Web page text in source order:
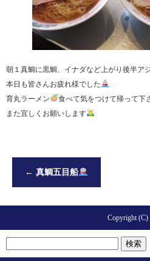
朝１真鯛に黒鯛、イナダなど上がり後半ア
本日も皆さんお疲れ様でした
育丸ラーメン
食べて気をつけて帰って下
また宜しくお願いします
← 真鯛五目船
Copyright